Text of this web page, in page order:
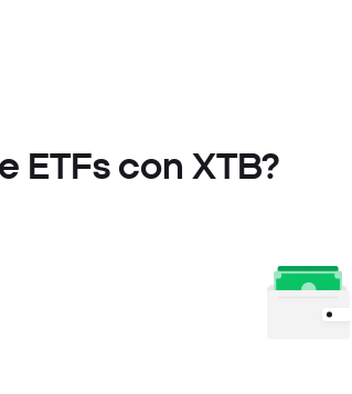
ETFs con XTB?